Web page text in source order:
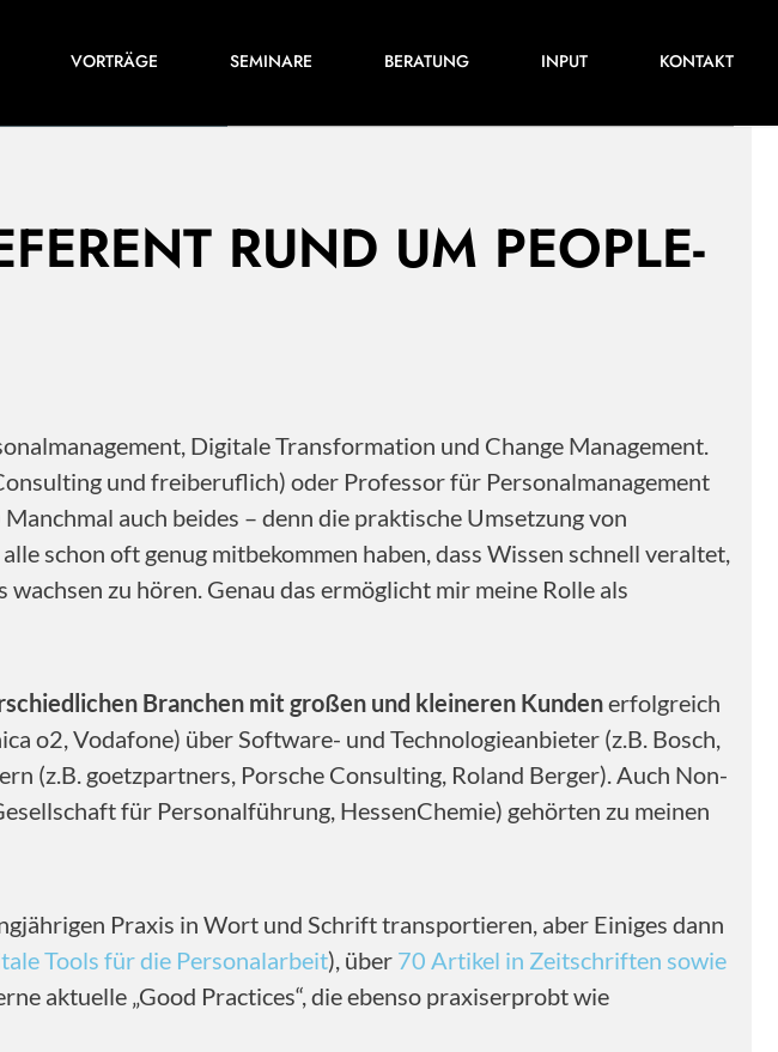
VORTRÄGE SEMINARE BERATUNG INPUT KONTAKT
vieles mehr.
RUND UM PEOPLE-
Digitale Transformation und Change Management.
und freiberuflich) oder Professor für Personalmanagement
auch beides – denn die praktische Umsetzung von
schon oft genug mitbekommen haben, dass Wissen schnell veraltet,
zu hören. Genau das ermöglicht mir meine Rolle als
Branchen mit großen und kleineren Kundenerfolgreich
o2, Vodafone) über Software- und Technologieanbieter (z.B. Bosch,
(z.B. goetzpartners, Porsche Consulting, Roland Berger). Auch Non-
für Personalführung, HessenChemie) gehörten zu meinen
Praxis in Wort und Schrift transportieren, aber Einiges dann
Tools für die Personalarbeit), über 70 Artikel in Zeitschriften sowie
aktuelle „Good Practices“, die ebenso praxiserprobt wie